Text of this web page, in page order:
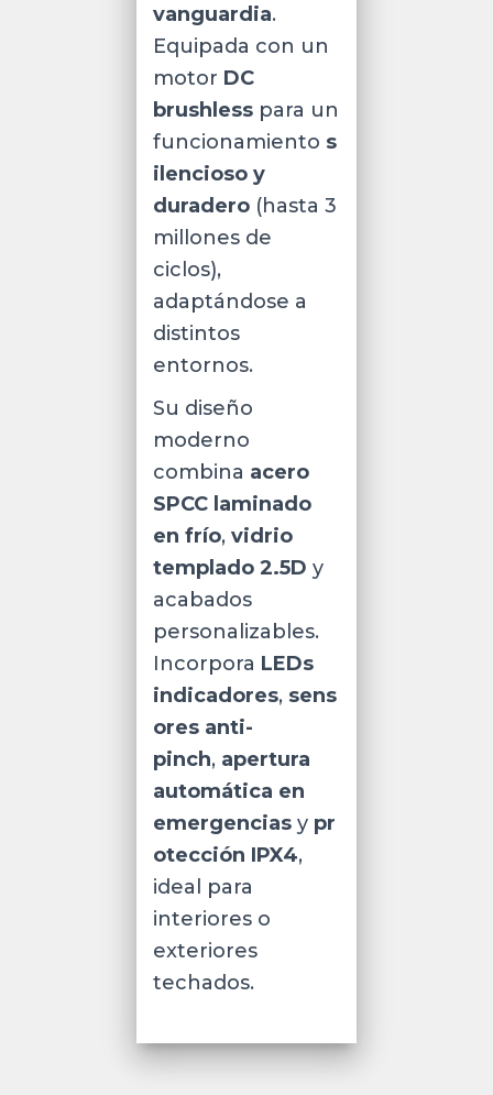
Vidrio
templado
2.5D
quantity
vanguardia.
Equipada con un
motor DC
brushless para un
funcionamiento s
ilencioso y
duradero (hasta 3
millones de
ciclos),
adaptándose a
distintos
entornos.
Su diseño
moderno
combina acero
SPCC laminado
en frío, vidrio
templado 2.5D y
acabados
personalizables.
Incorpora LEDs
indicadores, sens
ores anti-
pinch, apertura
automática en
emergencias y pr
otección IPX4,
ideal para
interiores o
exteriores
techados.